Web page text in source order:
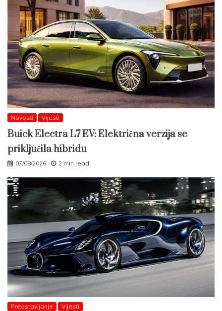
Novosti Vijesti
Buick Electra L7 EV: Električna verzija se
priključila hibridu
07/08/2026 2 min read
Predstavljanje Vijesti